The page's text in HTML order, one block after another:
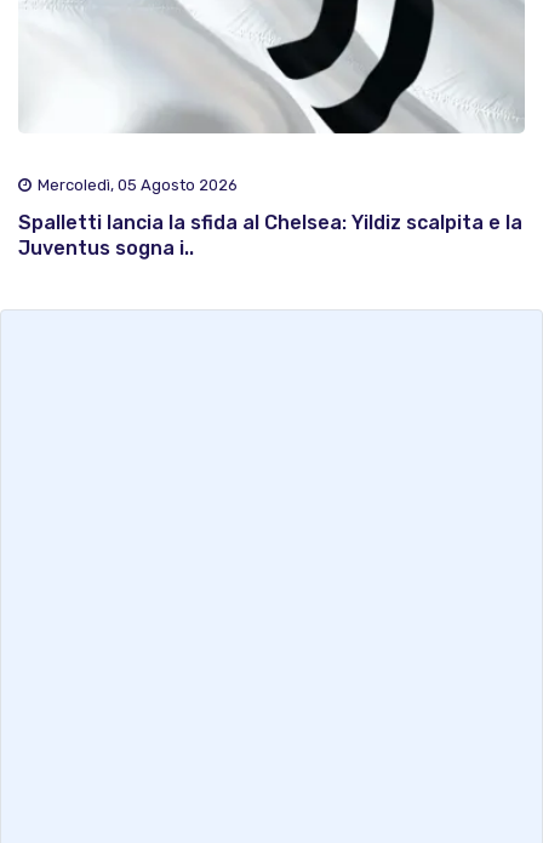
Mercoledì, 05 Agosto 2026
Spalletti lancia la sfida al Chelsea: Yildiz scalpita e la
Juventus sogna i..